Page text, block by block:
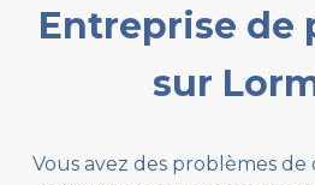
Entreprise de
sur
Vous avez des problèmes